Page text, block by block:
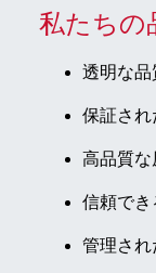
私たちの
透明な品
保証され
高品質な
信頼でき
管理され